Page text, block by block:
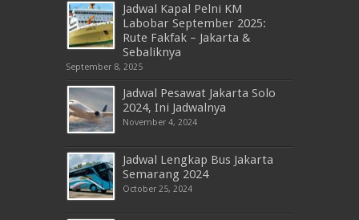
Jadwal Kapal Pelni KM
Labobar September 2025:
Rute Fakfak – Jakarta &
Sebaliknya
September 8, 2025
Jadwal Pesawat Jakarta Solo
2024, Ini Jadwalnya
November 4, 2024
Jadwal Lengkap Bus Jakarta
Semarang 2024
October 25, 2024